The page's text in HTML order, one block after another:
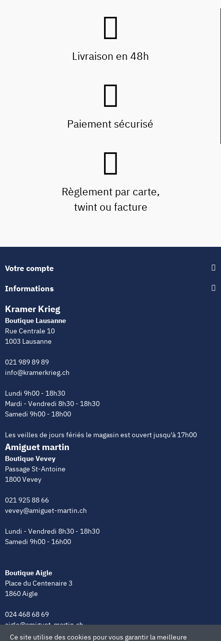
Livraison en 48h
Paiement sécurisé
Règlement par carte,
twint ou facture
Votre compte
Informations
Kramer Krieg
Boutique Lausanne
Rue Centrale 10
1003 Lausanne
021 989 89 89
info@kramerkrieg.ch
Lundi 9h00 - 18h30
Mardi - Vendredi 8h30 - 18h30
Samedi 9h00 - 18h00
Les veilles de jours fériés le magasin est ouvert jusqu'à 17h00
Amiguet martin
Boutique Vevey
Passage St-Antoine
1800 Vevey
021 925 88 66
vevey@amiguet-martin.ch
Lundi - Vendredi 8h30 - 18h30
Samedi 9h00 - 16h00
Boutique Aigle
Place du Centenaire 3
1860 Aigle
024 468 68 69
aigle@amiguet-martin.ch
Ce site utilise des cookies pour vous garantir la meilleure